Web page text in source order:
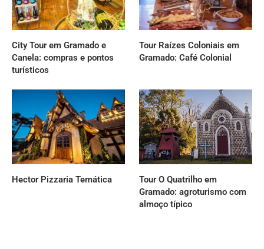
City Tour em Gramado e
Canela: compras e pontos
turísticos
Tour Raízes Coloniais em
Gramado: Café Colonial
Hector Pizzaria Temática
Tour O Quatrilho em
Gramado: agroturismo com
almoço típico